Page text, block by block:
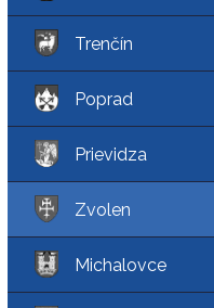
Trenčín
Poprad
Prievidza
Zvolen
Michalovce